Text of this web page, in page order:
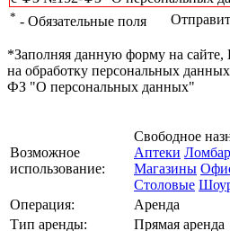
* - Обязательные поля
*Заполняя данную форму на сайте,
на обработку персональных
ФЗ "О персональных данных"
Возможное
использование:
Свободное
Аптеки
Магазины
Столовые
Операция:
Аренда
Тип аренды:
Прямая аренда